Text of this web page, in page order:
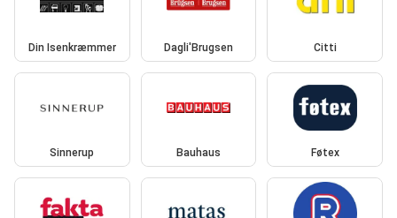
Din Isenkræmmer Dagli'Brugsen Citti
Sinnerup Bauhaus Føtex